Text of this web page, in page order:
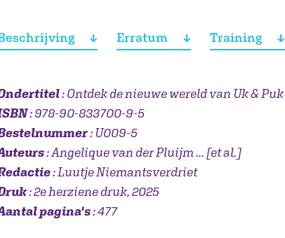
Erratum Training
: Ontdek de nieuwe wereld van Uk & Puk
: 978-90-833700-9-5
: U009-5
: Angelique van der Pluijm ... [et al.]
: Luutje Niemantsverdriet
: 2e herziene druk, 2025
pagina's: 477